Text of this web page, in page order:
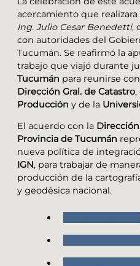
acercamiento que realizara
Ing. Julio Cesar Benedetti,
con autoridades del
Tucumán. Se reafirmó la
trabajo que viajó durante
Tucumán para reunirse
Dirección Gral. de Catastro,
Producción y de la
El acuerdo con la
Provincia de Tucumán
nueva política de
IGN, para trabajar de
producción de la
y geodésica nacional.